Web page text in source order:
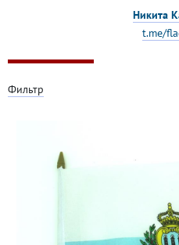
Никита
t.me/
Фильтр